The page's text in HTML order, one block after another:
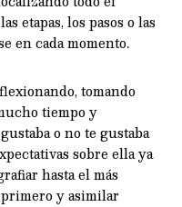
etapas, los pasos o las
en cada momento.
tomando
tiempo y
o no te gustaba
sobre ella ya
hasta el más
y asimilar